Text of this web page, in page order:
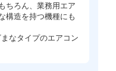
ちろん、業務用エア
構造を持つ機種にも
なタイプのエアコン